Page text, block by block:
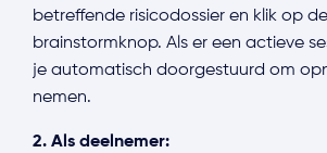
betreffende risicodossier en klik op de
brainstormknop. Als er een actieve
je automatisch doorgestuurd om
nemen.
2. Als deelnemer: